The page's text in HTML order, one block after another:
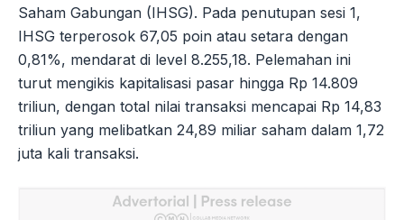
Saham Gabungan (IHSG). Pada penutupan sesi 1,
IHSG terperosok 67,05 poin atau setara dengan
0,81%, mendarat di level 8.255,18. Pelemahan ini
turut mengikis kapitalisasi pasar hingga Rp 14.809
triliun, dengan total nilai transaksi mencapai Rp 14,83
triliun yang melibatkan 24,89 miliar saham dalam 1,72
juta kali transaksi.